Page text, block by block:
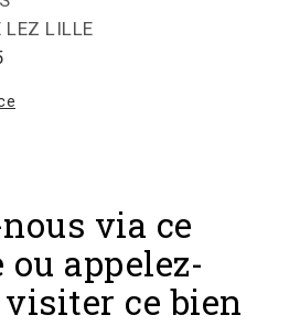
LEZ LILLE
via ce
appelez-
ce bien